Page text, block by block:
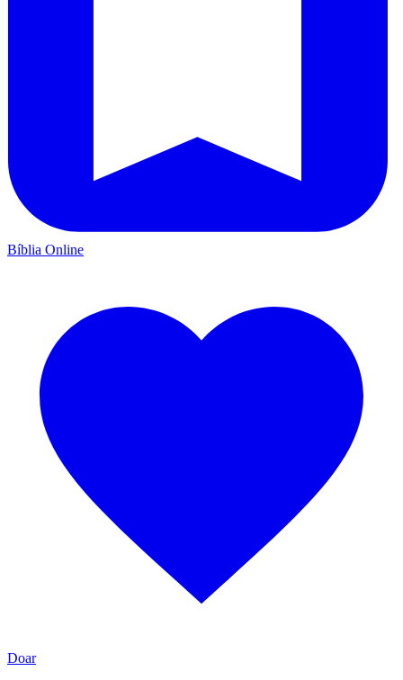
Bíblia Online
Doar